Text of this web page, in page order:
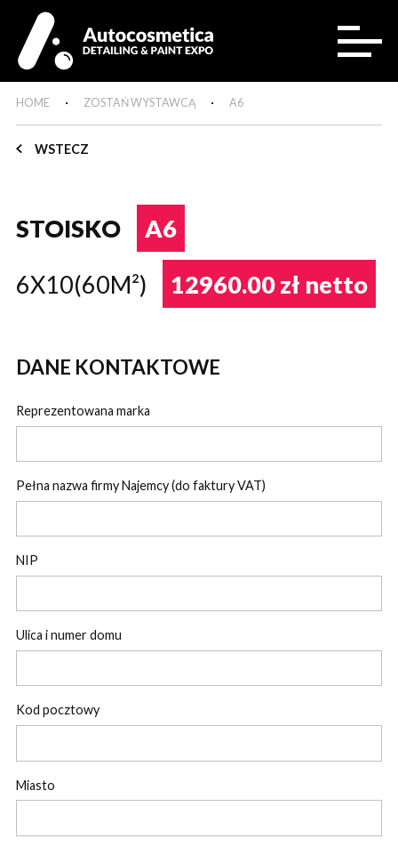
HOME ZOSTAŃ WYSTAWCĄ A6
WSTECZ
STOISKO
A6
6X10(60M²)
12960.00 zł netto
DANE KONTAKTOWE
Reprezentowana marka
Pełna nazwa firmy Najemcy (do faktury VAT)
NIP
Ulica i numer domu
Kod pocztowy
Miasto